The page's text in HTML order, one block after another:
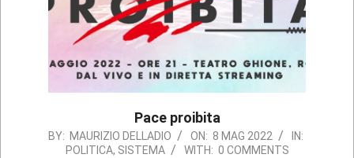
Pace proibita
2022-
BY: MAURIZIO DELLADIO ON: 8 MAG 2022
IN:
POLITICA, SISTEMA WITH: 0 COMMENTS